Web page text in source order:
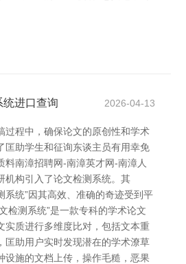
统进口查询 2026-04-13
过程中，确保论文的原创性和学术
匡助学生和征询东谈主员有用幸免
料南漳招聘网-南漳英才网-南漳人
机构引入了论文检测系统。其
系统”因其高效、准确的奇迹受到平
检测系统”是一款专科的学术论文
实质进行多维度比对，包括文本重
匡助用户实时发现潜在的学术潦草
设施的文档上传，操作毛糙，恶果